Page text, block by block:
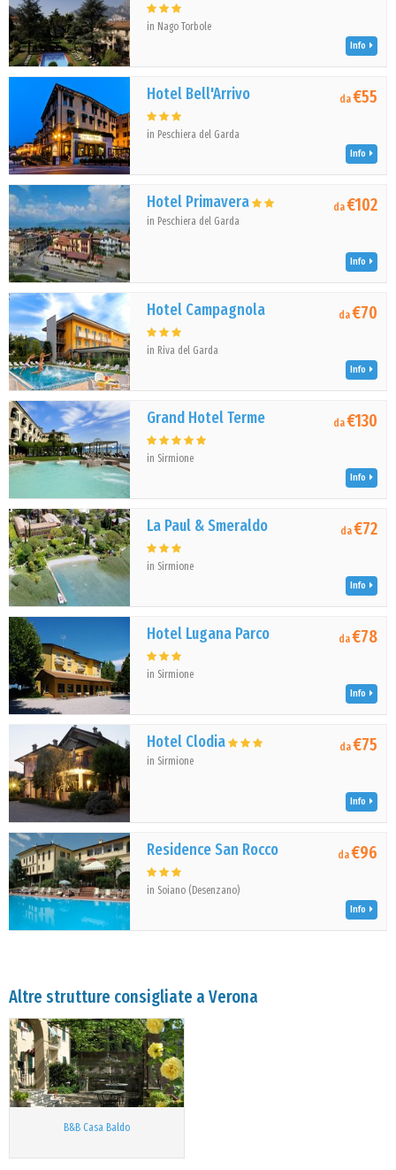
in Nago Torbole
Info
Hotel Bell'Arrivo
in Peschiera del Garda
da€55
Info
Hotel Primavera
in Peschiera del Garda
da€102
Info
Hotel Campagnola
in Riva del Garda
da€70
Info
Grand Hotel Terme
in Sirmione
da€130
Info
La Paul & Smeraldo
in Sirmione
da€72
Info
Hotel Lugana Parco
in Sirmione
da€78
Info
Hotel Clodia
in Sirmione
da€75
Info
Residence San Rocco
in Soiano (Desenzano)
da€96
Info
Altre strutture consigliate a Verona
B&B Casa Baldo